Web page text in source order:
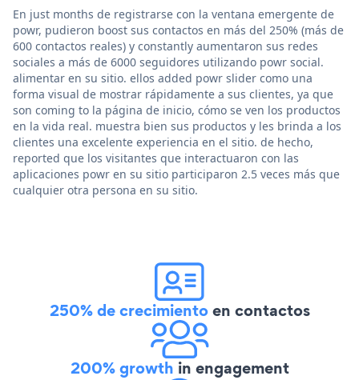
En just months de registrarse con la ventana emergente de
powr, pudieron boost sus contactos en más del 250% (más de
600 contactos reales) y constantly aumentaron sus redes
sociales a más de 6000 seguidores utilizando powr social.
alimentar en su sitio. ellos added powr slider como una
forma visual de mostrar rápidamente a sus clientes, ya que
son coming to la página de inicio, cómo se ven los productos
en la vida real. muestra bien sus productos y les brinda a los
clientes una excelente experiencia en el sitio. de hecho,
reported que los visitantes que interactuaron con las
aplicaciones powr en su sitio participaron 2.5 veces más que
cualquier otra persona en su sitio.
250% de crecimientoen contactos
200% growth in engagement